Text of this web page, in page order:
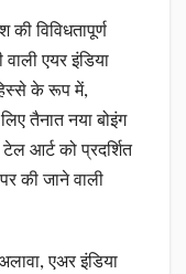
विविधतापूर्ण
एयर इंडिया
के रूप में,
तैनात नया बोइंग
आर्ट को प्रदर्शित
की जाने वाली
एअर इंडिया